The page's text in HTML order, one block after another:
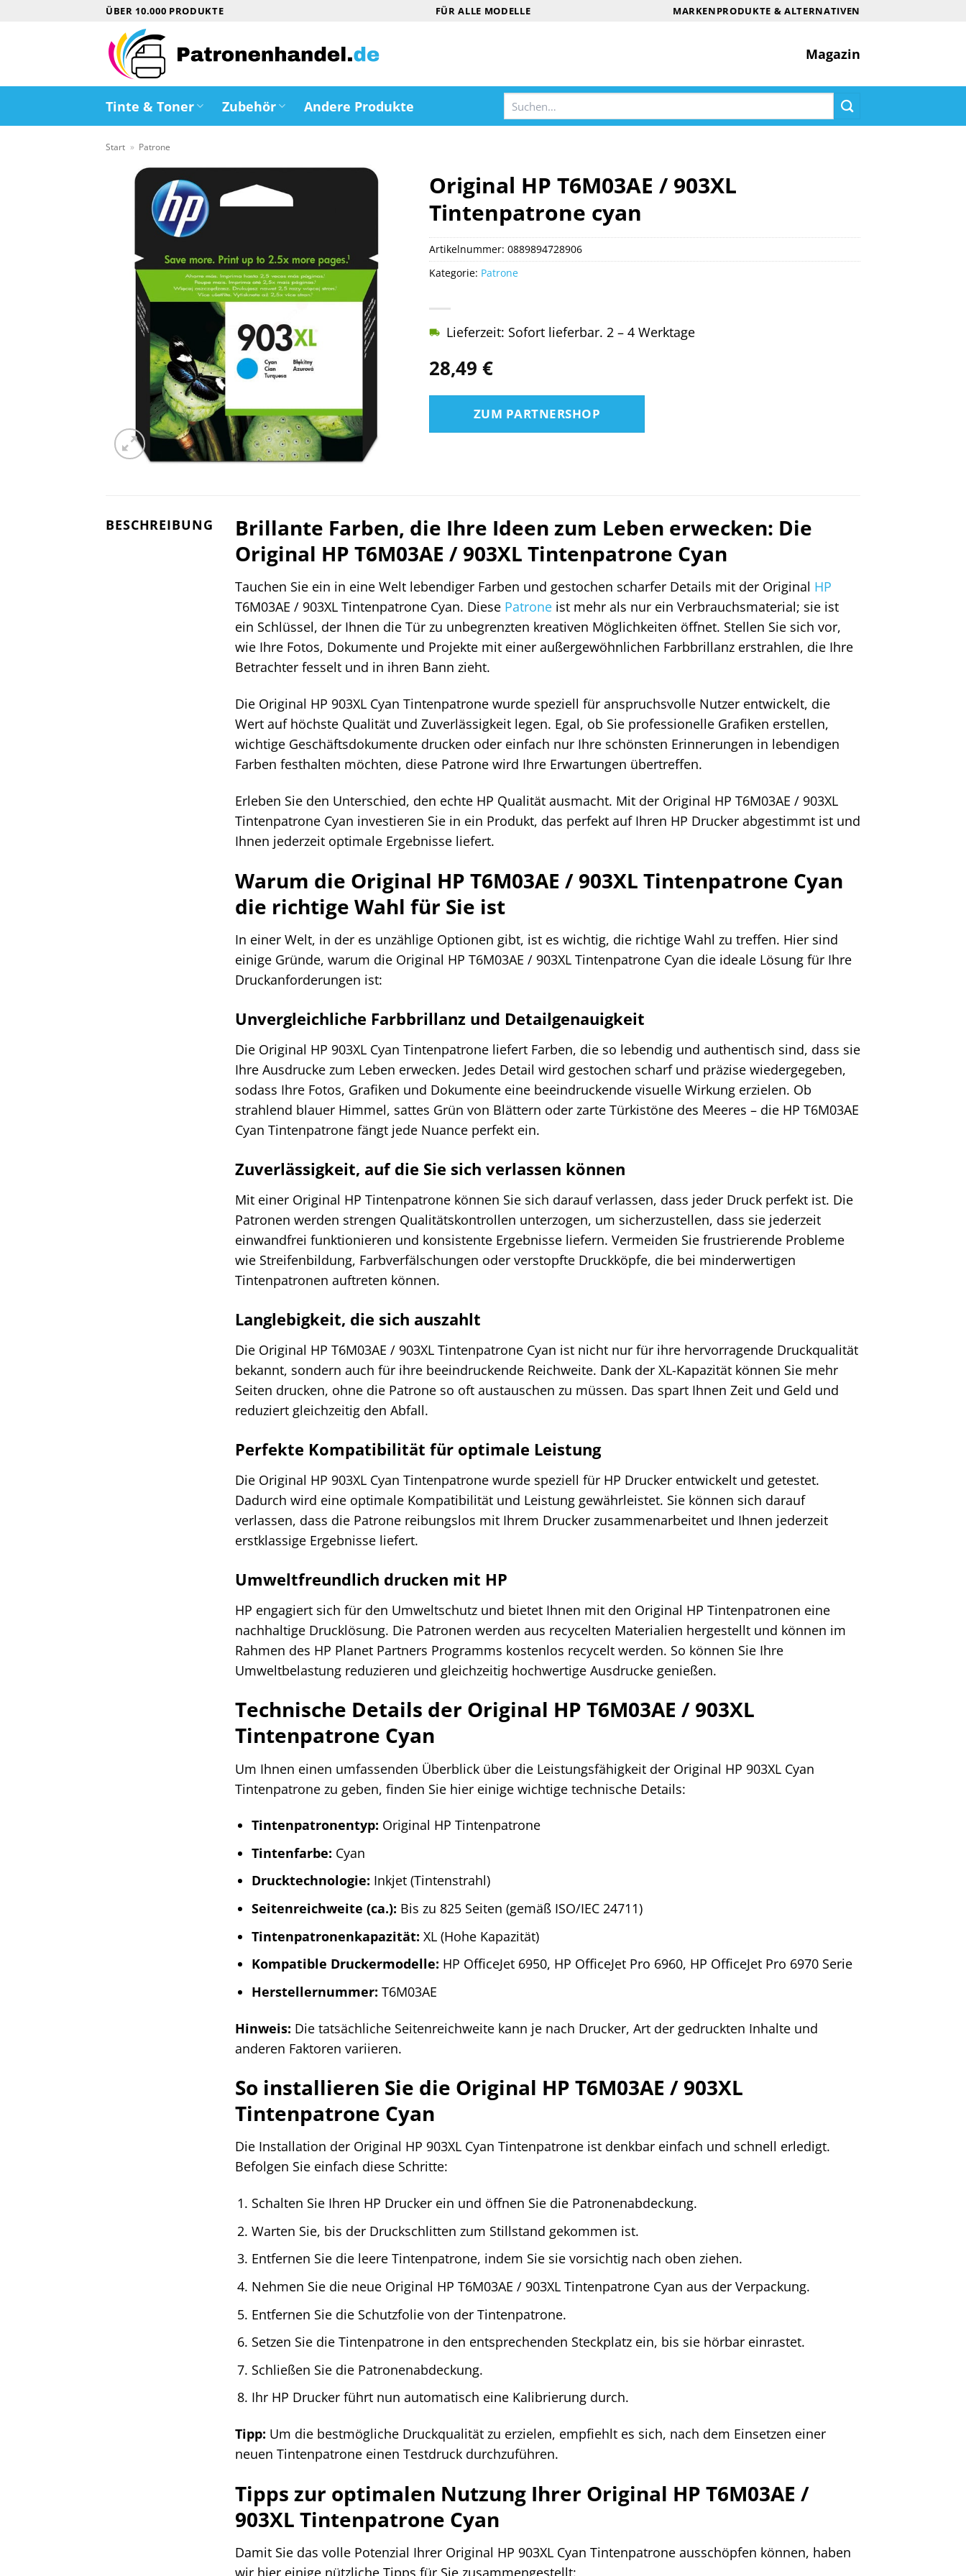
ÜBER 10.000 PRODUKTE FÜR ALLE MODELLE MARKENPRODUKTE & ALTERNATIVEN
Magazin
Tinte & Toner Zubehör Andere Produkte
Suchen
nach:
Start » Patrone
Original HP T6M03AE / 903XL
Tintenpatrone cyan
28,49 €
Lieferzeit: Sofort lieferbar. 2 – 4 Werktage
ZUM PARTNERSHOP
Artikelnummer: 0889894728906
Kategorie: Patrone
BESCHREIBUNG
Brillante Farben, die Ihre Ideen zum Leben erwecken: Die
Original HP T6M03AE / 903XL Tintenpatrone Cyan
Tauchen Sie ein in eine Welt lebendiger Farben und gestochen scharfer Details mit der Original HP
T6M03AE / 903XL Tintenpatrone Cyan. Diese Patrone ist mehr als nur ein Verbrauchsmaterial; sie ist
ein Schlüssel, der Ihnen die Tür zu unbegrenzten kreativen Möglichkeiten öffnet. Stellen Sie sich vor,
wie Ihre Fotos, Dokumente und Projekte mit einer außergewöhnlichen Farbbrillanz erstrahlen, die Ihre
Betrachter fesselt und in ihren Bann zieht.
Die Original HP 903XL Cyan Tintenpatrone wurde speziell für anspruchsvolle Nutzer entwickelt, die
Wert auf höchste Qualität und Zuverlässigkeit legen. Egal, ob Sie professionelle Grafiken erstellen,
wichtige Geschäftsdokumente drucken oder einfach nur Ihre schönsten Erinnerungen in lebendigen
Farben festhalten möchten, diese Patrone wird Ihre Erwartungen übertreffen.
Erleben Sie den Unterschied, den echte HP Qualität ausmacht. Mit der Original HP T6M03AE / 903XL
Tintenpatrone Cyan investieren Sie in ein Produkt, das perfekt auf Ihren HP Drucker abgestimmt ist und
Ihnen jederzeit optimale Ergebnisse liefert.
Warum die Original HP T6M03AE / 903XL Tintenpatrone Cyan
die richtige Wahl für Sie ist
In einer Welt, in der es unzählige Optionen gibt, ist es wichtig, die richtige Wahl zu treffen. Hier sind
einige Gründe, warum die Original HP T6M03AE / 903XL Tintenpatrone Cyan die ideale Lösung für Ihre
Druckanforderungen ist:
Unvergleichliche Farbbrillanz und Detailgenauigkeit
Die Original HP 903XL Cyan Tintenpatrone liefert Farben, die so lebendig und authentisch sind, dass sie
Ihre Ausdrucke zum Leben erwecken. Jedes Detail wird gestochen scharf und präzise wiedergegeben,
sodass Ihre Fotos, Grafiken und Dokumente eine beeindruckende visuelle Wirkung erzielen. Ob
strahlend blauer Himmel, sattes Grün von Blättern oder zarte Türkistöne des Meeres – die HP T6M03AE
Cyan Tintenpatrone fängt jede Nuance perfekt ein.
Zuverlässigkeit, auf die Sie sich verlassen können
Mit einer Original HP Tintenpatrone können Sie sich darauf verlassen, dass jeder Druck perfekt ist. Die
Patronen werden strengen Qualitätskontrollen unterzogen, um sicherzustellen, dass sie jederzeit
einwandfrei funktionieren und konsistente Ergebnisse liefern. Vermeiden Sie frustrierende Probleme
wie Streifenbildung, Farbverfälschungen oder verstopfte Druckköpfe, die bei minderwertigen
Tintenpatronen auftreten können.
Langlebigkeit, die sich auszahlt
Die Original HP T6M03AE / 903XL Tintenpatrone Cyan ist nicht nur für ihre hervorragende Druckqualität
bekannt, sondern auch für ihre beeindruckende Reichweite. Dank der XL-Kapazität können Sie mehr
Seiten drucken, ohne die Patrone so oft austauschen zu müssen. Das spart Ihnen Zeit und Geld und
reduziert gleichzeitig den Abfall.
Perfekte Kompatibilität für optimale Leistung
Die Original HP 903XL Cyan Tintenpatrone wurde speziell für HP Drucker entwickelt und getestet.
Dadurch wird eine optimale Kompatibilität und Leistung gewährleistet. Sie können sich darauf
verlassen, dass die Patrone reibungslos mit Ihrem Drucker zusammenarbeitet und Ihnen jederzeit
erstklassige Ergebnisse liefert.
Umweltfreundlich drucken mit HP
HP engagiert sich für den Umweltschutz und bietet Ihnen mit den Original HP Tintenpatronen eine
nachhaltige Drucklösung. Die Patronen werden aus recycelten Materialien hergestellt und können im
Rahmen des HP Planet Partners Programms kostenlos recycelt werden. So können Sie Ihre
Umweltbelastung reduzieren und gleichzeitig hochwertige Ausdrucke genießen.
Technische Details der Original HP T6M03AE / 903XL
Tintenpatrone Cyan
Um Ihnen einen umfassenden Überblick über die Leistungsfähigkeit der Original HP 903XL Cyan
Tintenpatrone zu geben, finden Sie hier einige wichtige technische Details:
Tintenpatronentyp: Original HP Tintenpatrone
Tintenfarbe: Cyan
Drucktechnologie: Inkjet (Tintenstrahl)
Seitenreichweite (ca.): Bis zu 825 Seiten (gemäß ISO/IEC 24711)
Tintenpatronenkapazität: XL (Hohe Kapazität)
Kompatible Druckermodelle: HP OfficeJet 6950, HP OfficeJet Pro 6960, HP OfficeJet Pro 6970 Serie
Herstellernummer: T6M03AE
Hinweis: Die tatsächliche Seitenreichweite kann je nach Drucker, Art der gedruckten Inhalte und
anderen Faktoren variieren.
So installieren Sie die Original HP T6M03AE / 903XL
Tintenpatrone Cyan
Die Installation der Original HP 903XL Cyan Tintenpatrone ist denkbar einfach und schnell erledigt.
Befolgen Sie einfach diese Schritte:
Schalten Sie Ihren HP Drucker ein und öffnen Sie die Patronenabdeckung.
Warten Sie, bis der Druckschlitten zum Stillstand gekommen ist.
Entfernen Sie die leere Tintenpatrone, indem Sie sie vorsichtig nach oben ziehen.
Nehmen Sie die neue Original HP T6M03AE / 903XL Tintenpatrone Cyan aus der Verpackung.
Entfernen Sie die Schutzfolie von der Tintenpatrone.
Setzen Sie die Tintenpatrone in den entsprechenden Steckplatz ein, bis sie hörbar einrastet.
Schließen Sie die Patronenabdeckung.
Ihr HP Drucker führt nun automatisch eine Kalibrierung durch.
Tipp: Um die bestmögliche Druckqualität zu erzielen, empfiehlt es sich, nach dem Einsetzen einer
neuen Tintenpatrone einen Testdruck durchzuführen.
Tipps zur optimalen Nutzung Ihrer Original HP T6M03AE /
903XL Tintenpatrone Cyan
Damit Sie das volle Potenzial Ihrer Original HP 903XL Cyan Tintenpatrone ausschöpfen können, haben
wir hier einige nützliche Tipps für Sie zusammengestellt: